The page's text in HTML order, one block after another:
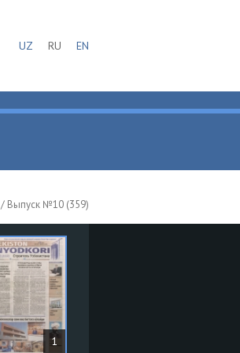
UZ RU EN
/ Выпуск №10 (359)
1